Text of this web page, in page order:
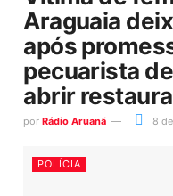
Araguaia
após
pecuarista
abrir
por Rádio Aruanã 8
POLÍCIA